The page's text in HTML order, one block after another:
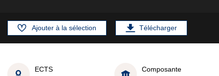
Ajouter à la sélection Télécharger
ECTS
Composante